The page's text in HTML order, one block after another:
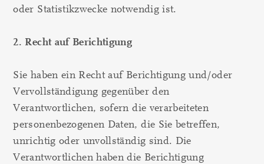
oder Statistikzwecke notwendig ist.
2. Recht auf Berichtigung
Sie haben ein Recht auf Berichtigung und/oder
Vervollständigung gegenüber den
Verantwortlichen, sofern die verarbeiteten
personenbezogenen Daten, die Sie betreffen,
unrichtig oder unvollständig sind. Die
Verantwortlichen haben die Berichtigung